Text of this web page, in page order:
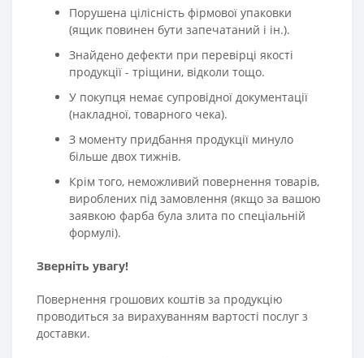
Порушена цілісність фірмової упаковки
(ящик повинен бути запечатаний і ін.).
Знайдено дефекти при перевірці якості
продукції - тріщини, відколи тощо.
У покупця немає супровідної документації
(накладної, товарного чека).
З моменту придбання продукції минуло
більше двох тижнів.
Крім того, неможливий повернення товарів,
вироблених під замовлення (якщо за вашою
заявкою фарба була злита по спеціальній
формулі).
Зверніть увагу!
Повернення грошових коштів за продукцію
проводиться за вирахуванням вартості послуг з
доставки.